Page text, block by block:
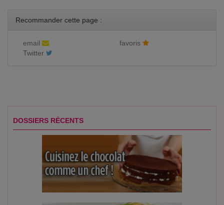
Recommander cette page :
email
favoris
Twitter
DOSSIERS RÉCENTS